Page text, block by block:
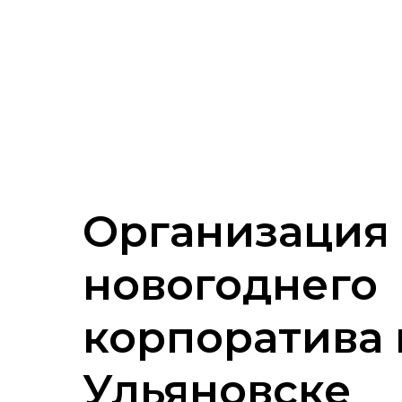
Организация
новогоднего
корпоратива
Ульяновске